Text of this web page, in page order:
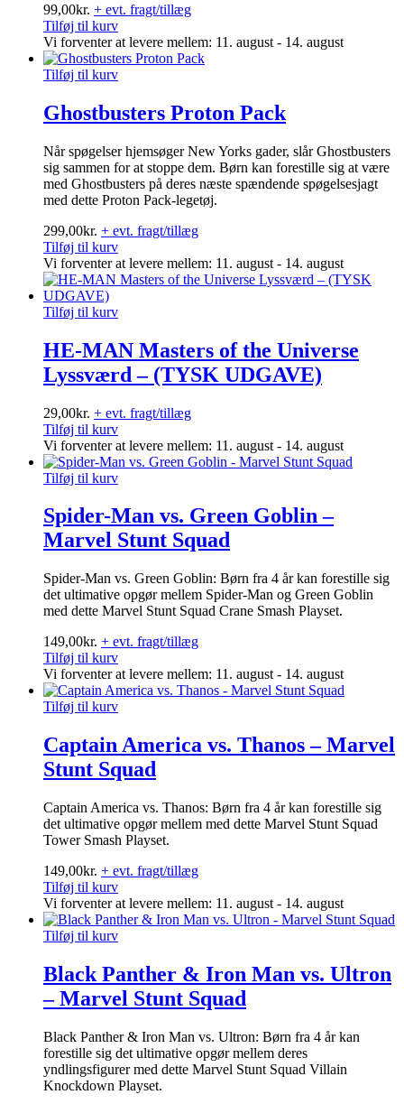
99,00kr. + evt. fragt/tillæg
Tilføj til kurv
Vi forventer at levere mellem: 11. august - 14. august
Tilføj til kurv
Ghostbusters Proton Pack
Når spøgelser hjemsøger New Yorks gader, slår Ghostbusters
sig sammen for at stoppe dem. Børn kan forestille sig at være
med Ghostbusters på deres næste spændende spøgelsesjagt
med dette Proton Pack-legetøj.
299,00kr. + evt. fragt/tillæg
Tilføj til kurv
Vi forventer at levere mellem: 11. august - 14. august
Tilføj til kurv
HE-MAN Masters of the Universe
Lyssværd – (TYSK UDGAVE)
29,00kr. + evt. fragt/tillæg
Tilføj til kurv
Vi forventer at levere mellem: 11. august - 14. august
Tilføj til kurv
Spider-Man vs. Green Goblin –
Marvel Stunt Squad
Spider-Man vs. Green Goblin: Børn fra 4 år kan forestille sig
det ultimative opgør mellem Spider-Man og Green Goblin
med dette Marvel Stunt Squad Crane Smash Playset.
149,00kr. + evt. fragt/tillæg
Tilføj til kurv
Vi forventer at levere mellem: 11. august - 14. august
Tilføj til kurv
Captain America vs. Thanos – Marvel
Stunt Squad
Captain America vs. Thanos: Børn fra 4 år kan forestille sig
det ultimative opgør mellem med dette Marvel Stunt Squad
Tower Smash Playset.
149,00kr. + evt. fragt/tillæg
Tilføj til kurv
Vi forventer at levere mellem: 11. august - 14. august
Tilføj til kurv
Black Panther & Iron Man vs. Ultron
– Marvel Stunt Squad
Black Panther & Iron Man vs. Ultron: Børn fra 4 år kan
forestille sig det ultimative opgør mellem deres
yndlingsfigurer med dette Marvel Stunt Squad Villain
Knockdown Playset.